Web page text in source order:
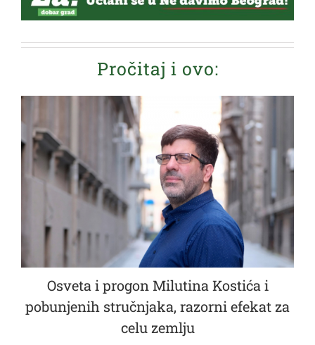
Pročitaj i ovo:
Osveta i progon Milutina Kostića i
pobunjenih stručnjaka, razorni efekat za
celu zemlju